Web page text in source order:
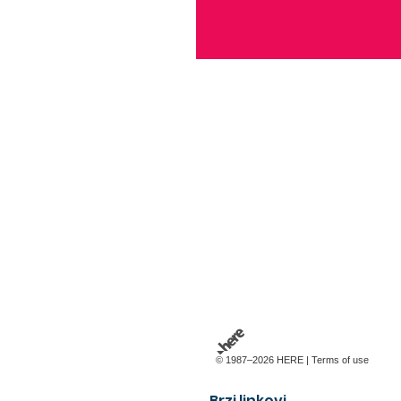
© 1987–2026 HERE | Terms of use